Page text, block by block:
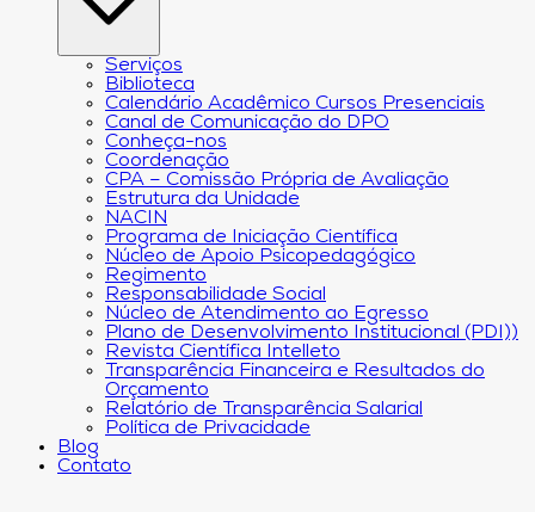
Serviços
Biblioteca
Calendário Acadêmico Cursos Presenciais
Canal de Comunicação do DPO
Conheça-nos
Coordenação
CPA – Comissão Própria de Avaliação
Estrutura da Unidade
NACIN
Programa de Iniciação Científica
Núcleo de Apoio Psicopedagógico
Regimento
Responsabilidade Social
Núcleo de Atendimento ao Egresso
Plano de Desenvolvimento Institucional (PDI))
Revista Científica Intelleto
Transparência Financeira e Resultados do
Orçamento
Relatório de Transparência Salarial
Política de Privacidade
Blog
Contato